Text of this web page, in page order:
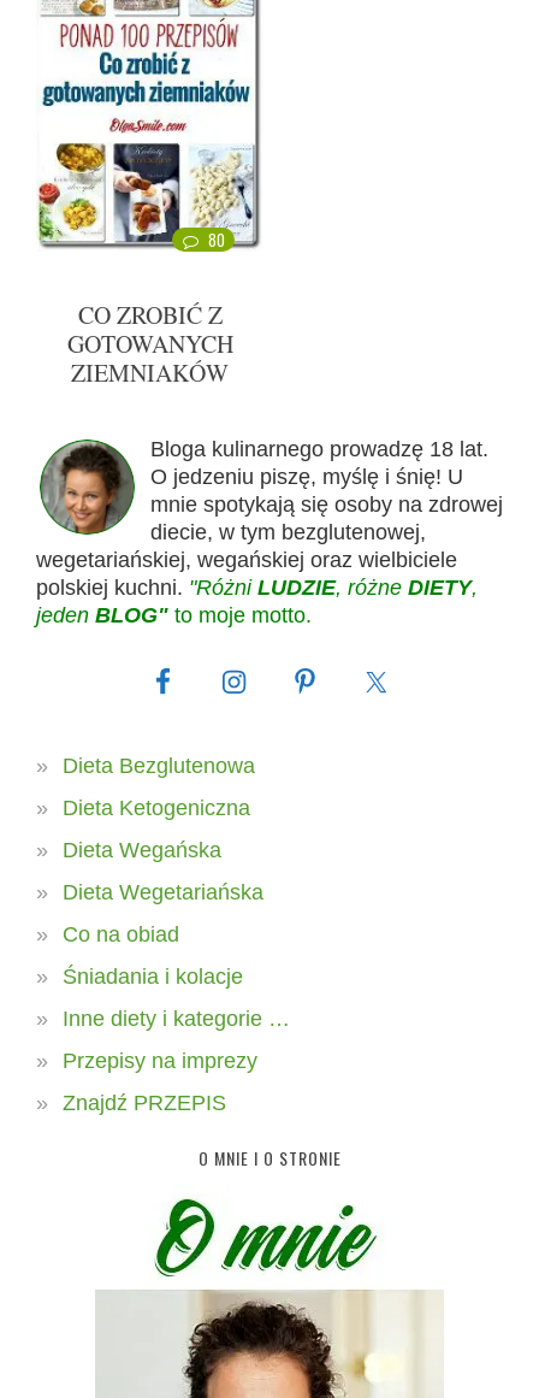
80
CO ZROBIĆ Z
GOTOWANYCH
ZIEMNIAKÓW
Bloga kulinarnego prowadzę 18 lat.
O jedzeniu piszę, myślę i śnię! U
mnie spotykają się osoby na zdrowej
diecie, w tym bezglutenowej,
wegetariańskiej, wegańskiej oraz wielbiciele
polskiej kuchni. "Różni LUDZIE, różne DIETY,
jeden BLOG" to moje motto.
Dieta Bezglutenowa
Dieta Ketogeniczna
Dieta Wegańska
Dieta Wegetariańska
Co na obiad
Śniadania i kolacje
Inne diety i kategorie …
Przepisy na imprezy
Znajdź PRZEPIS
O MNIE I O STRONIE